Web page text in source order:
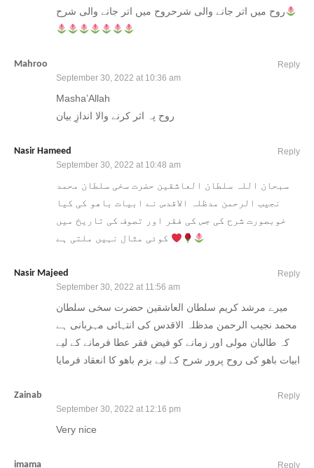
روح میں اتر جانے والی شرحروح میں اتر جانے والی شرح
Mahroo
September 30, 2022 at 10:36 am
Masha’Allah
روح پہ اثر کرنے والا اندازِ بیان
Reply
Nasir Hameed
September 30, 2022 at 10:48 am
سبحان اللہ سلطان العاشقین حضرت سخی سلطان محمد
نجیب الرحمن مدظلہ الاقدس نے ابیات باھو کی کیا
خوبصورت شرح کی جس کی فقر اور تصوف کی تاریخ میں
Reply
Nasir Majeed
September 30, 2022 at 11:56 am
میرے مرشد کریم سلطان العاشقین حضرت سخی سلطان
محمد نجیب الرحمن مدظلہ الاقدس کی انتہائی مہربانی ہے
کہ طالبان مولی اور زمانے کو فیض فقر عطا فرمانے کے لیے
ابیات باھو کی روح پرور شرح کے لیے بزم باھو کا انعقاد فرمایا
Reply
Zainab
September 30, 2022 at 12:16 pm
Very nice
Reply
imama Reply